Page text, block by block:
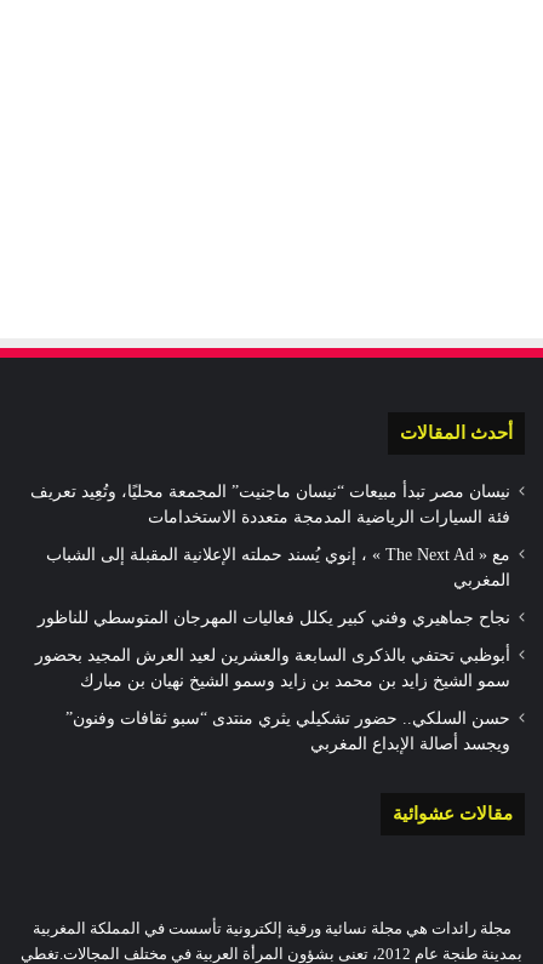
أحدث المقالات
نيسان مصر تبدأ مبيعات “نيسان ماجنيت” المجمعة محليًا، وتُعِيد تعريف
فئة السيارات الرياضية المدمجة متعددة الاستخدامات
مع « The Next Ad » ، إنوي يُسند حملته الإعلانية المقبلة إلى الشباب
المغربي
نجاح جماهيري وفني كبير يكلل فعاليات المهرجان المتوسطي للناظور
أبوظبي تحتفي بالذكرى السابعة والعشرين لعيد العرش المجيد بحضور
سمو الشيخ زايد بن محمد بن زايد وسمو الشيخ نهيان بن مبارك
حسن السلكي.. حضور تشكيلي يثري منتدى “سبو ثقافات وفنون”
ويجسد أصالة الإبداع المغربي
مقالات عشوائية
مجلة رائدات هي مجلة نسائية ورقية إلكترونية تأسست في المملكة المغربية
بمدينة طنجة عام 2012، تعنى بشؤون المرأة العربية في مختلف المجالات.تغطي